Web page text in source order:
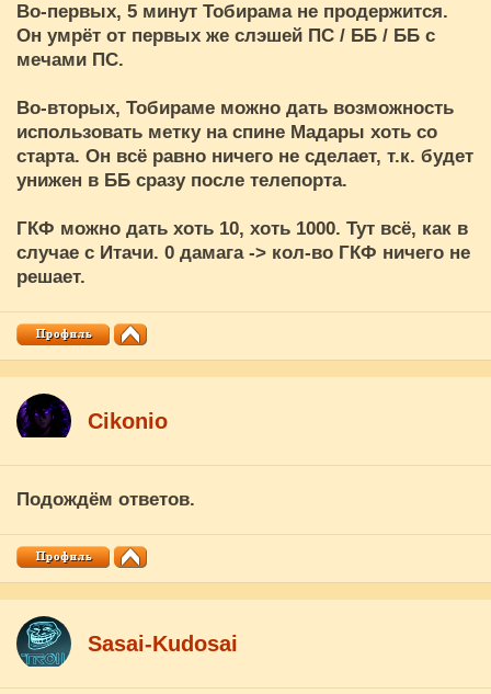
Во-первых, 5 минут Тобирама не продержится.
Он умрёт от первых же слэшей ПС / ББ / ББ с
мечами ПС.
Во-вторых, Тобираме можно дать возможность
использовать метку на спине Мадары хоть со
старта. Он всё равно ничего не сделает, т.к. будет
унижен в ББ сразу после телепорта.
ГКФ можно дать хоть 10, хоть 1000. Тут всё, как в
случае с Итачи. 0 дамага -> кол-во ГКФ ничего не
решает.
Cikоnio
Подождём ответов.
Sasai-Kudosai